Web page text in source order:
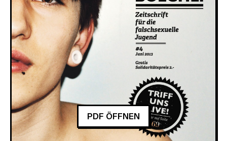
PDF ÖFFNEN